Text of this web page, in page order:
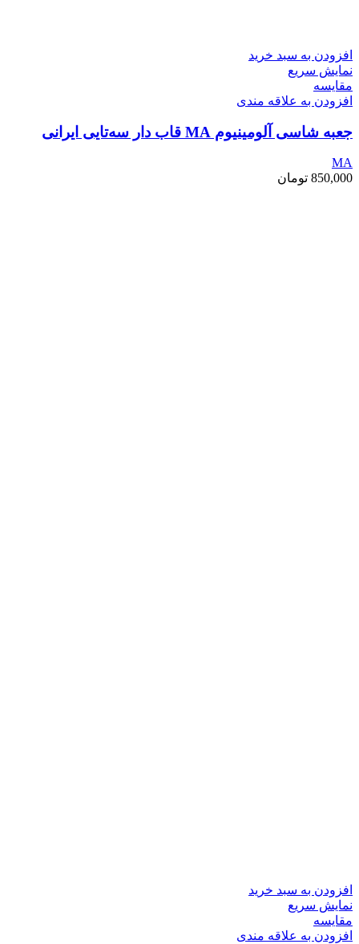
افزودن به سبد خرید
نمایش سریع
مقايسه
افزودن به علاقه مندی
جعبه شاسی آلومینیوم MA قاب دار سه‌تایی ایرانی
MA
850,000 تومان
افزودن به سبد خرید
نمایش سریع
مقايسه
افزودن به علاقه مندی